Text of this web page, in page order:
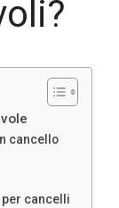
cancello
cancelli